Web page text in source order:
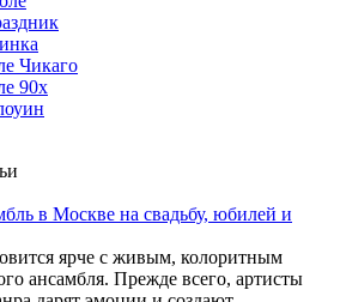
Чикаго
90х
в Москве на свадьбу, юбилей и
ярче с живым, колоритным
ансамбля. Прежде всего, артисты